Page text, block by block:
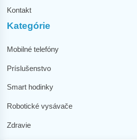
Kontakt
Kategórie
Mobilné telefóny
Príslušenstvo
Smart hodinky
Robotické vysávače
Zdravie